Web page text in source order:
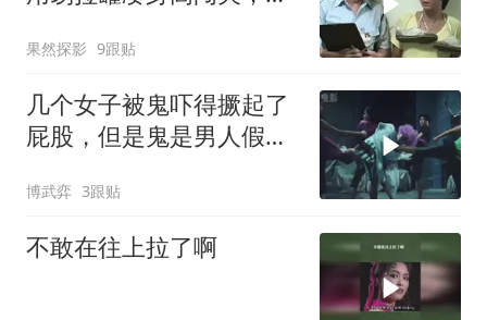
果然探影 9跟贴
几个女子被鬼吓得撅起了
屁股，但是鬼是男人假扮
博武弈 3跟贴
不敢在往上拉了啊